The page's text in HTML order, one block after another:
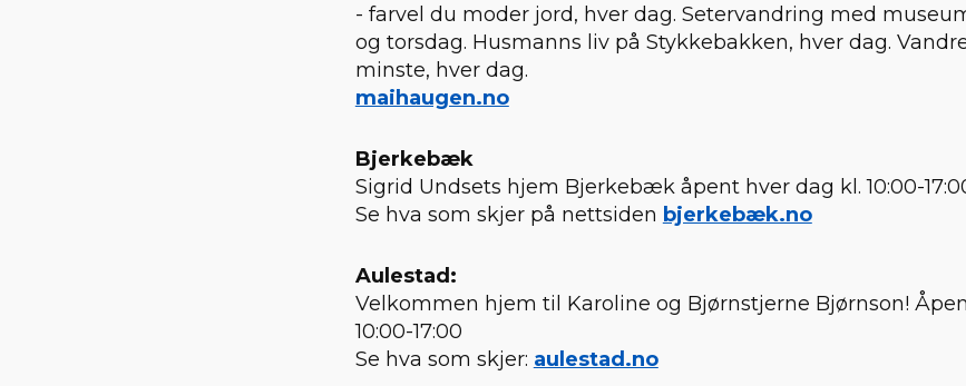
- farvel du moder jord, hver dag. Setervandring med
og torsdag. Husmanns liv på Stykkebakken, hver dag.
minste, hver dag.
maihaugen.no
Bjerkebæk
Sigrid Undsets hjem Bjerkebæk åpent hver dag kl. 10:00-
Se hva som skjer på nettsiden bjerkebæk.no
Aulestad:
Velkommen hjem til Karoline og Bjørnstjerne Bjørnson!
10:00-17:00
Se hva som skjer: aulestad.no